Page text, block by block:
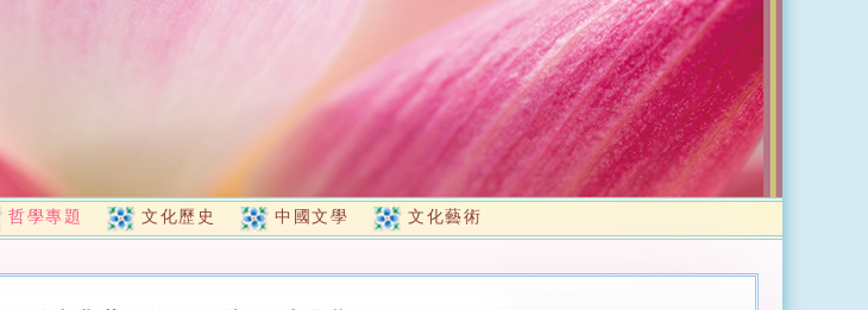
哲學專題 文化歷史 中國文學 文化藝術